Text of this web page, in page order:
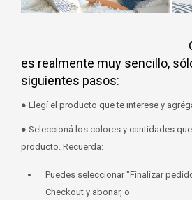
Comprar
es realmente muy sencillo,
siguientes pasos:
● Elegí el producto que te interese y
● Seleccioná los colores y cantidades
producto. Recuerda:
Puedes seleccionar "Finalizar
Checkout y abonar, o